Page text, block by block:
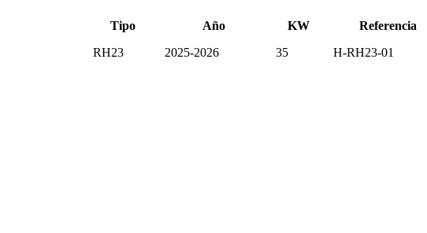
Tipo Año KW Referencia
RH23 2025-2026 35 H-RH23-01